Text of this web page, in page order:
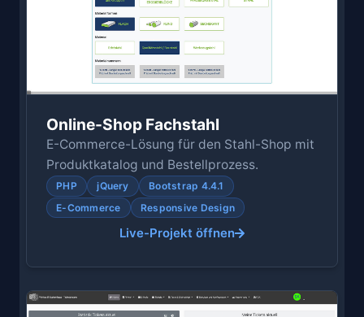
Online-Shop Fachstahl
E-Commerce-Lösung für den Stahl-Shop mit
Produktkatalog und Bestellprozess.
PHP jQuery
Bootstrap 4.4.1
E-Commerce
Responsive Design
Live-Projekt öffnen